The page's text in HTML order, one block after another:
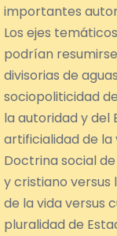
importantes
Los ejes
podrían
divisorias de
sociopoliticidad
la autoridad y del
artificialidad de
Doctrina social
y cristiano
de la vida versus
pluralidad de